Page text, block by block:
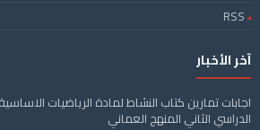
RSS
آخر الأخبار
اجابات تمارين كتاب النشاط لمادة الرياضيات
الدراسي الثاني المنهج العماني